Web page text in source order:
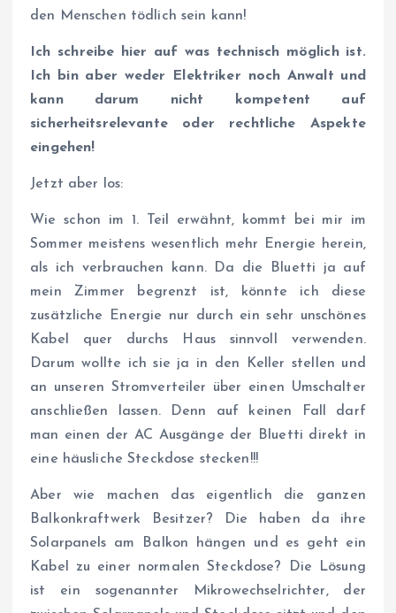
den Menschen tödlich sein kann!
Ich schreibe hier auf was technisch möglich ist.
Ich bin aber weder Elektriker noch Anwalt und
kann darum nicht kompetent auf
sicherheitsrelevante oder rechtliche Aspekte
eingehen!
Jetzt aber los:
Wie schon im 1. Teil erwähnt, kommt bei mir im
Sommer meistens wesentlich mehr Energie herein,
als ich verbrauchen kann. Da die Bluetti ja auf
mein Zimmer begrenzt ist, könnte ich diese
zusätzliche Energie nur durch ein sehr unschönes
Kabel quer durchs Haus sinnvoll verwenden.
Darum wollte ich sie ja in den Keller stellen und
an unseren Stromverteiler über einen Umschalter
anschließen lassen. Denn auf keinen Fall darf
man einen der AC Ausgänge der Bluetti direkt in
eine häusliche Steckdose stecken!!!
Aber wie machen das eigentlich die ganzen
Balkonkraftwerk Besitzer? Die haben da ihre
Solarpanels am Balkon hängen und es geht ein
Kabel zu einer normalen Steckdose? Die Lösung
ist ein sogenannter Mikrowechselrichter, der